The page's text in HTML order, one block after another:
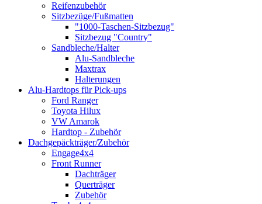
Reifenzubehör
Sitzbezüge/Fußmatten
"1000-Taschen-Sitzbezug"
Sitzbezug "Country"
Sandbleche/Halter
Alu-Sandbleche
Maxtrax
Halterungen
Alu-Hardtops für Pick-ups
Ford Ranger
Toyota Hilux
VW Amarok
Hardtop - Zubehör
Dachgepäckträger/Zubehör
Engage4x4
Front Runner
Dachträger
Querträger
Zubehör